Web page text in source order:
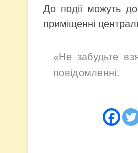
До події можуть
приміщенні
«Не забудьте
повідомленні.